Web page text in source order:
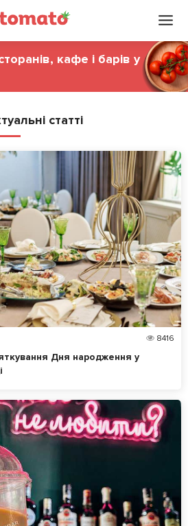
кафе і барів у
статті
8416
Дня народження у